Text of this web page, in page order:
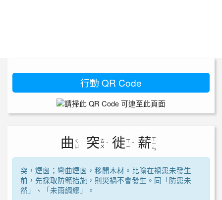
行動 QR Code
曲 ㄑ
ㄩ
突 ㄊ
ㄨ ˊ 徙ㄒ
ㄧ ˇ 薪ㄒ
ㄧ
ㄣ
突，煙囪；彎曲煙囪，移開木材。比喻在禍患未發生
前，先採取防範措施，則災禍不會發生。同「防患未
然」、「未雨綢繆」。